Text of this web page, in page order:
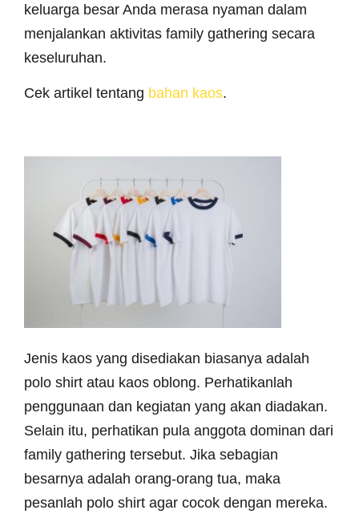
keluarga besar Anda merasa nyaman dalam
menjalankan aktivitas family gathering secara
keseluruhan.
Cek artikel tentang bahan kaos.
Jenis kaos yang disediakan biasanya adalah
polo shirt atau kaos oblong. Perhatikanlah
penggunaan dan kegiatan yang akan diadakan.
Selain itu, perhatikan pula anggota dominan dari
family gathering tersebut. Jika sebagian
besarnya adalah orang-orang tua, maka
pesanlah polo shirt agar cocok dengan mereka.